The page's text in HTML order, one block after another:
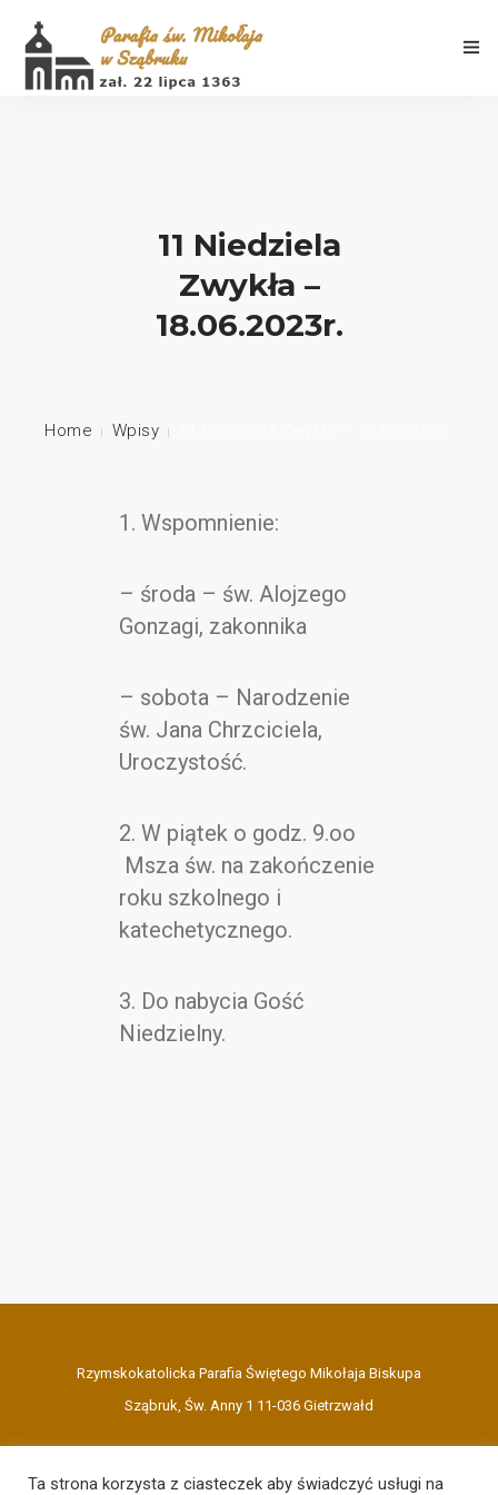
Porządek Mszy Świętych
11 Niedziela
Zwykła –
18.06.2023r.
Home Wpisy
1. Wspomnienie:
– środa – św. Alojzego
Gonzagi, zakonnika
– sobota – Narodzenie
św. Jana Chrzciciela,
Uroczystość.
2. W piątek o godz. 9.oo
Msza św. na zakończenie
roku szkolnego i
katechetycznego.
3. Do nabycia Gość
Niedzielny.
Rzymskokatolicka Parafia Świętego Mikołaja Biskupa
Sząbruk, Św. Anny 1 11-036 Gietrzwałd
Ta strona korzysta z ciasteczek aby świadczyć usługi na